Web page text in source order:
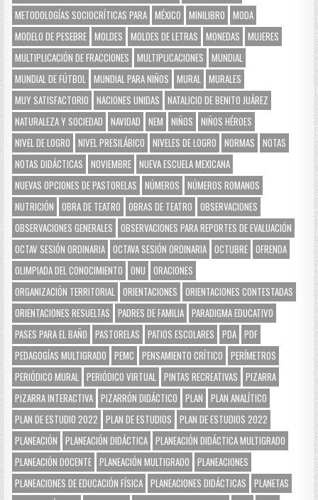
METODOLOGÍAS SOCIOCRÍTICAS PARA MÉXICO MINILIBRO
MODA
MODELO DE PESEBRE MOLDES MOLDES DE LETRAS MONEDAS
MUJERES
MULTIPLICACIÓN DE FRACCIONES
MULTIPLICACIONES
MUNDIAL
MUNDIAL DE FÚTBOL
MUNDIAL PARA NIÑOS MURAL
MURALES
MUY SATISFACTORIO
NACIONES UNIDAS
NATALICIO DE BENITO JUÁREZ
NATURALEZA Y SOCIEDAD
NAVIDAD NEM NIÑOS
NIÑOS HÉROES
NIVEL DE LOGRO
NIVEL PRESILÁBICO NIVELES DE LOGRO NORMAS
NOTAS
NOTAS DIDÁCTICAS
NOVIEMBRE NUEVA ESCUELA MEXICANA
NUEVAS OPCIONES DE PASTORELAS
NÚMEROS
NÚMEROS ROMANOS
NUTRICIÓN
OBRA DE TEATRO OBRAS DE TEATRO
OBSERVACIONES
OBSERVACIONES GENERALES
OBSERVACIONES PARA REPORTES DE EVALUACIÓN
OCTAV SESIÓN ORDINARIA OCTAVA SESIÓN ORDINARIA OCTUBRE OFRENDA
OLIMPIADA DEL CONOCIMIENTO
ONU
ORACIONES
ORGANIZACIÓN TERRITORIAL
ORIENTACIONES
ORIENTACIONES CONTESTADAS
ORIENTACIONES RESUELTAS
PADRES DE FAMILIA PARADIGMA EDUCATIVO
PASES PARA EL BAÑO
PASTORELAS PATIOS ESCOLARES PDA PDF
PEDAGOGÍAS MULTIGRADO
PEMC PENSAMIENTO CRÍTICO
PERÍMETROS
PERIÓDICO MURAL
PERIÓDICO VIRTUAL PINTAS RECREATIVAS
PIZARRA
PIZARRA INTERACTIVA PIZARRÓN DIDÁCTICO PLAN
PLAN ANALÍTICO
PLAN DE ESTUDIO 2022
PLAN DE ESTUDIOS
PLAN DE ESTUDIOS 2022
PLANEACIÓN
PLANEACIÓN DIDÁCTICA PLANEACIÓN DIDÁCTICA MULTIGRADO
PLANEACIÓN DOCENTE PLANEACIÓN MULTIGRADO
PLANEACIONES
PLANEACIONES DE EDUCACIÓN FÍSICA PLANEACIONES DIDÁCTICAS
PLANETAS